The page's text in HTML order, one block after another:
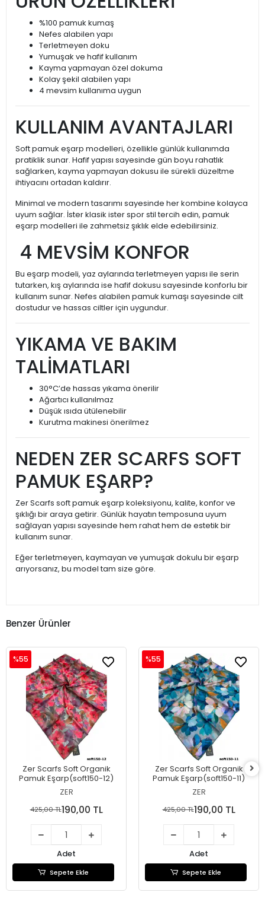
%100 pamuk kumaş
Nefes alabilen yapı
Terletmeyen doku
Yumuşak ve hafif kullanım
Kayma yapmayan özel dokuma
Kolay şekil alabilen yapı
4 mevsim kullanıma uygun
KULLANIM AVANTAJLARI
Soft pamuk eşarp modelleri, özellikle günlük kullanımda
pratiklik sunar. Hafif yapısı sayesinde gün boyu rahatlık
sağlarken, kayma yapmayan dokusu ile sürekli düzeltme
ihtiyacını ortadan kaldırır.
Minimal ve modern tasarımı sayesinde her kombine kolayca
uyum sağlar. İster klasik ister spor stil tercih edin, pamuk
eşarp modelleri ile zahmetsiz şıklık elde edebilirsiniz.
4 MEVSİM KONFOR
Bu eşarp modeli, yaz aylarında terletmeyen yapısı ile serin
tutarken, kış aylarında ise hafif dokusu sayesinde konforlu bir
kullanım sunar. Nefes alabilen pamuk kumaşı sayesinde cilt
dostudur ve hassas ciltler için uygundur.
YIKAMA VE BAKIM
TALİMATLARI
30°C’de hassas yıkama önerilir
Ağartıcı kullanılmaz
Düşük ısıda ütülenebilir
Kurutma makinesi önerilmez
NEDEN ZER SCARFS SOFT
PAMUK EŞARP?
Zer Scarfs soft pamuk eşarp koleksiyonu, kalite, konfor ve
şıklığı bir araya getirir. Günlük hayatın temposuna uyum
sağlayan yapısı sayesinde hem rahat hem de estetik bir
kullanım sunar.
Eğer terletmeyen, kaymayan ve yumuşak dokulu bir eşarp
arıyorsanız, bu model tam size göre.
Benzer Ürünler
Zer Scarfs Soft Organik
Pamuk Eşarp(soft150-12)
ZER
%55
425,00 TL190,00 TL
Adet
Sepete Ekle
Zer Scarfs Soft Organik
Pamuk Eşarp(soft150-11)
ZER
%55
425,00 TL190,00 TL
Adet
Sepete Ekle